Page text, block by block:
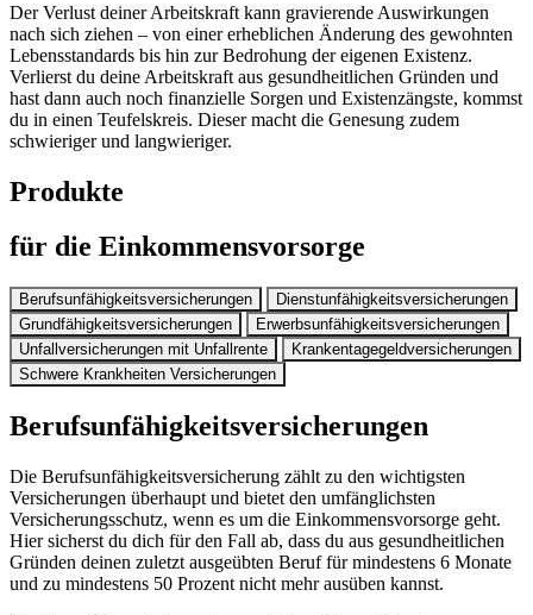
Der Verlust deiner Arbeitskraft kann gravierende Auswirkungen
nach sich ziehen – von einer erheblichen Änderung des gewohnten
Lebensstandards bis hin zur Bedrohung der eigenen Existenz.
Verlierst du deine Arbeitskraft aus gesundheitlichen Gründen und
hast dann auch noch finanzielle Sorgen und Existenzängste, kommst
du in einen Teufelskreis. Dieser macht die Genesung zudem
schwieriger und langwieriger.
Produkte
für die Einkommensvorsorge
Berufsunfähigkeitsversicherungen
Dienstunfähigkeitsversicherungen
Grundfähigkeitsversicherungen
Erwerbsunfähigkeitsversicherungen
Unfallversicherungen mit Unfallrente
Krankentagegeldversicherungen
Schwere Krankheiten Versicherungen
Berufsunfähigkeitsversicherungen
Die Berufsunfähigkeitsversicherung zählt zu den wichtigsten
Versicherungen überhaupt und bietet den umfänglichsten
Versicherungsschutz, wenn es um die Einkommensvorsorge geht.
Hier sicherst du dich für den Fall ab, dass du aus gesundheitlichen
Gründen deinen zuletzt ausgeübten Beruf für mindestens 6 Monate
und zu mindestens 50 Prozent nicht mehr ausüben kannst.